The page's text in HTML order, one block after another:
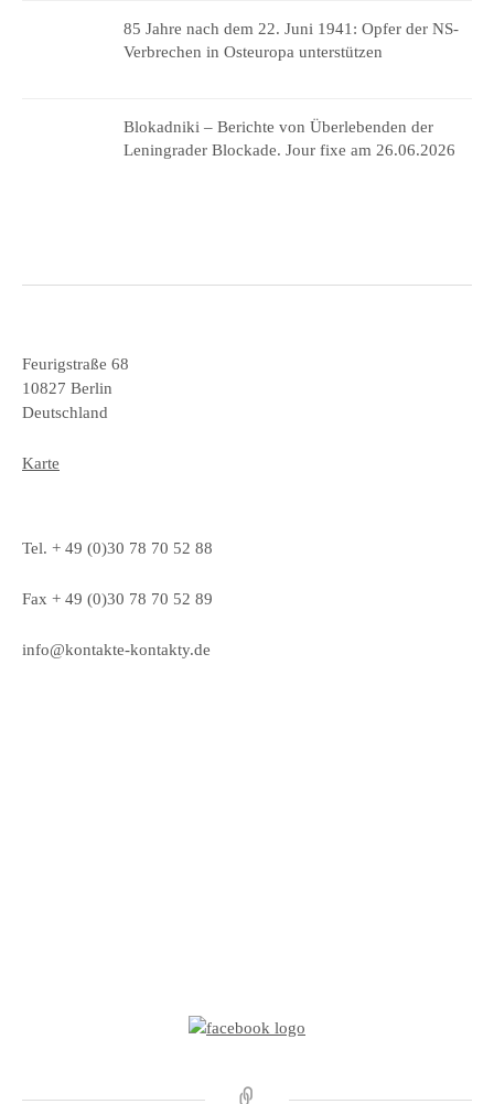
85 Jahre nach dem 22. Juni 1941: Opfer der NS-
Verbrechen in Osteuropa unterstützen
Blokadniki – Berichte von Überlebenden der
Leningrader Blockade. Jour fixe am 26.06.2026
Feurigstraße 68
10827 Berlin
Deutschland
Karte
Tel. + 49 (0)30 78 70 52 88
Fax + 49 (0)30 78 70 52 89
info@kontakte-kontakty.de